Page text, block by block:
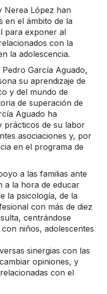
Nerea López han
en el ámbito de la
para exponer al
con la
la adolescencia.
García Aguado,
su aprendizaje de
y del mundo de
de superación de
Aguado ha
prácticos de su labor
asociaciones y, por
en el programa de
a las familias ante
a la hora de educar
la psicología, de la
con más de diez
centrándose
niños, adolescentes
sinergias con las
opiniones, y
con el